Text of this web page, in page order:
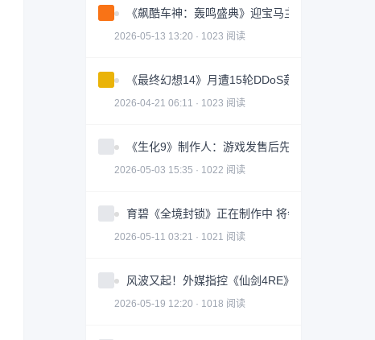
《飙酷车神：轰鸣盛典》迎宝马主题活动！ 新赛
2026-05-13 13:20 · 1023 阅读
《最终幻想14》月遭15轮DDoS轰炸 外服卡顿逼
2026-04-21 06:11 · 1023 阅读
《生化9》制作人：游戏发售后先去旅行 玩完再
2026-05-03 15:35 · 1022 阅读
育碧《全境封锁》正在制作中 将会被打造成一款
2026-05-11 03:21 · 1021 阅读
风波又起！外媒指控《仙剑4RE》抄袭《光与影
2026-05-19 12:20 · 1018 阅读